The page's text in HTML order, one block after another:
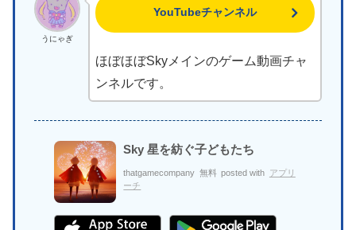
うにゃぎ
YouTubeチャンネル
ほぼほぼSkyメインのゲーム動画チャ
ンネルです。
Sky 星を紡ぐ子どもたち
thatgamecompany 無料 posted with アプリ
ーチ